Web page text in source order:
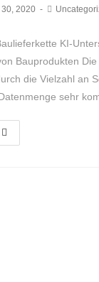
30, 2020
KI-
Bauprodukten
die Vielzahl an
sehr